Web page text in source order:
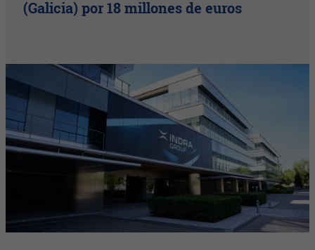
(Galicia) por 18 millones de euros